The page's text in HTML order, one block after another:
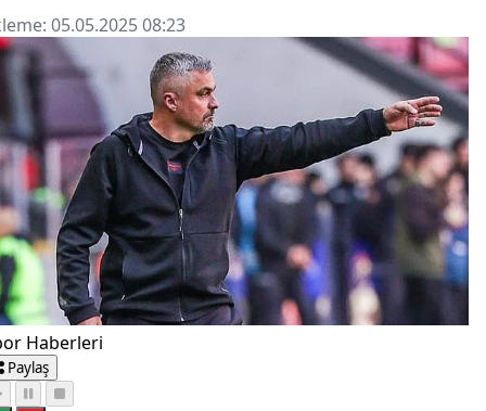
05.05.2025 08:23
Haberleri
Paylaş